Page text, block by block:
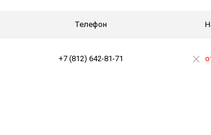
Телефон
+7 (812) 642-81-71